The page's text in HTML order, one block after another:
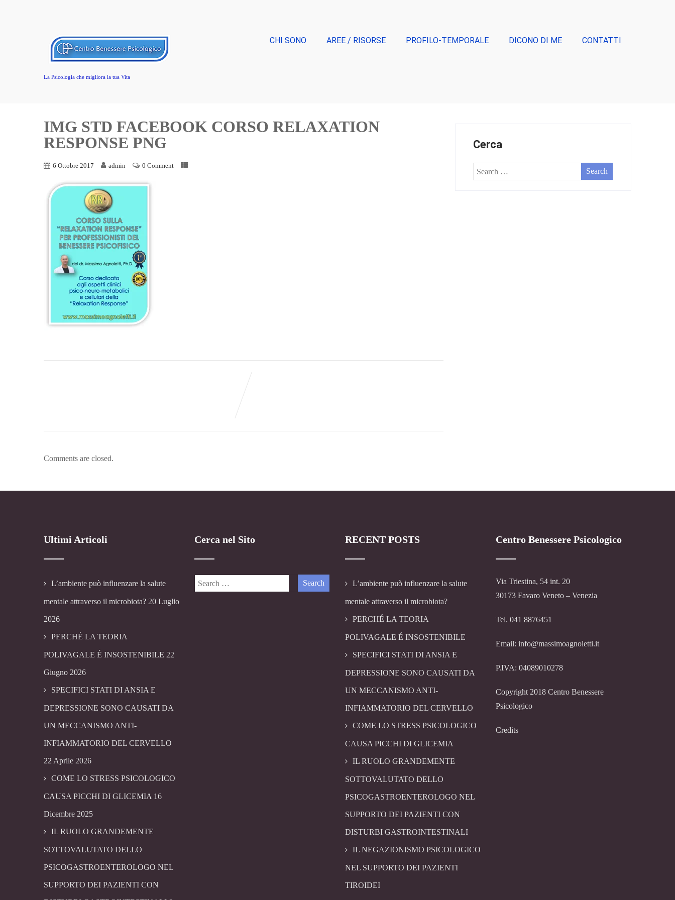
La Psicologia che migliora la tua Vita
CHI SONO AREE / RISORSE PROFILO-TEMPORALE DICONO DI ME CONTATTI
IMG STD FACEBOOK CORSO RELAXATION
RESPONSE PNG
6 Ottobre 2017 admin 0 Comment
Comments are closed.
Cerca
Ultimi Articoli
L’ambiente può influenzare la salute
mentale attraverso il microbiota? 20 Luglio
2026
PERCHÉ LA TEORIA
POLIVAGALE É INSOSTENIBILE 22
Giugno 2026
SPECIFICI STATI DI ANSIA E
DEPRESSIONE SONO CAUSATI DA
UN MECCANISMO ANTI-
INFIAMMATORIO DEL CERVELLO
22 Aprile 2026
COME LO STRESS PSICOLOGICO
CAUSA PICCHI DI GLICEMIA 16
Dicembre 2025
IL RUOLO GRANDEMENTE
SOTTOVALUTATO DELLO
PSICOGASTROENTEROLOGO NEL
SUPPORTO DEI PAZIENTI CON
Cerca nel Sito RECENT POSTS
L’ambiente può influenzare la salute
mentale attraverso il microbiota?
PERCHÉ LA TEORIA
POLIVAGALE É INSOSTENIBILE
SPECIFICI STATI DI ANSIA E
DEPRESSIONE SONO CAUSATI DA
UN MECCANISMO ANTI-
INFIAMMATORIO DEL CERVELLO
COME LO STRESS PSICOLOGICO
CAUSA PICCHI DI GLICEMIA
IL RUOLO GRANDEMENTE
SOTTOVALUTATO DELLO
PSICOGASTROENTEROLOGO NEL
SUPPORTO DEI PAZIENTI CON
DISTURBI GASTROINTESTINALI
IL NEGAZIONISMO PSICOLOGICO
NEL SUPPORTO DEI PAZIENTI
TIROIDEI
Centro Benessere Psicologico
Via Triestina, 54 int. 20
30173 Favaro Veneto – Venezia
Tel. 041 8876451
Email: info@massimoagnoletti.it
P.IVA: 04089010278
Copyright 2018 Centro Benessere
Psicologico
Credits